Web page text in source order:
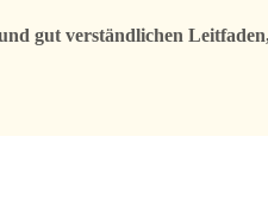
gut verständlichen